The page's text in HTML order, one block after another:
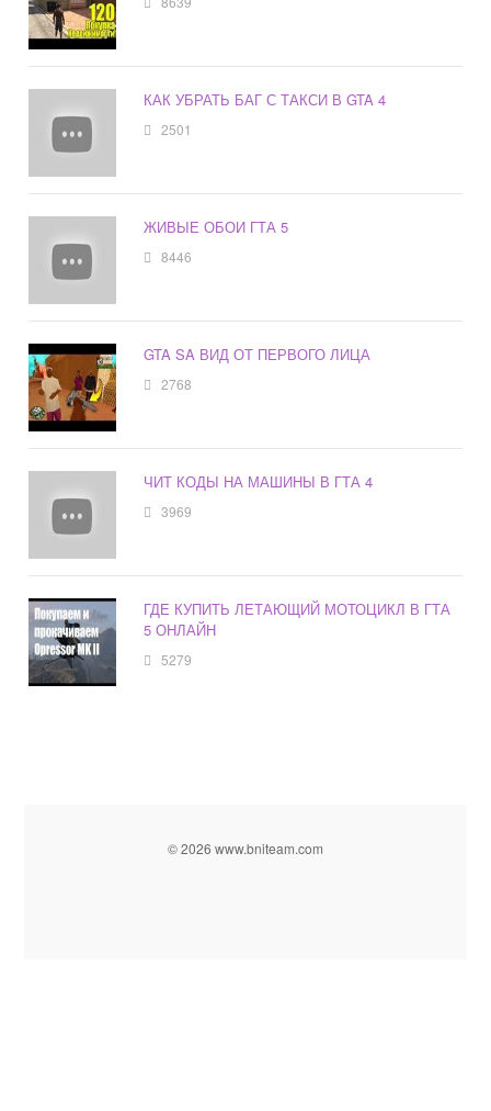
КАК УБРАТЬ БАГ С ТАКСИ В GTA 4
2501
ЖИВЫЕ ОБОИ ГТА 5
8446
GTA SA ВИД ОТ ПЕРВОГО ЛИЦА
2768
ЧИТ КОДЫ НА МАШИНЫ В ГТА 4
3969
ГДЕ КУПИТЬ ЛЕТАЮЩИЙ МОТОЦИКЛ В ГТА
5 ОНЛАЙН
5279
© 2026 www.bniteam.com